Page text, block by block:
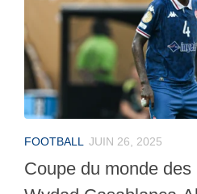
FOOTBALL JUIN 26, 2025
Coupe du monde des